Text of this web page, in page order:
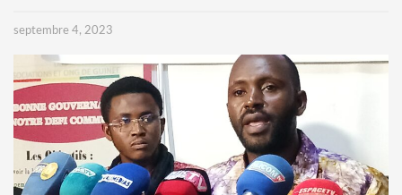
septembre 4, 2023